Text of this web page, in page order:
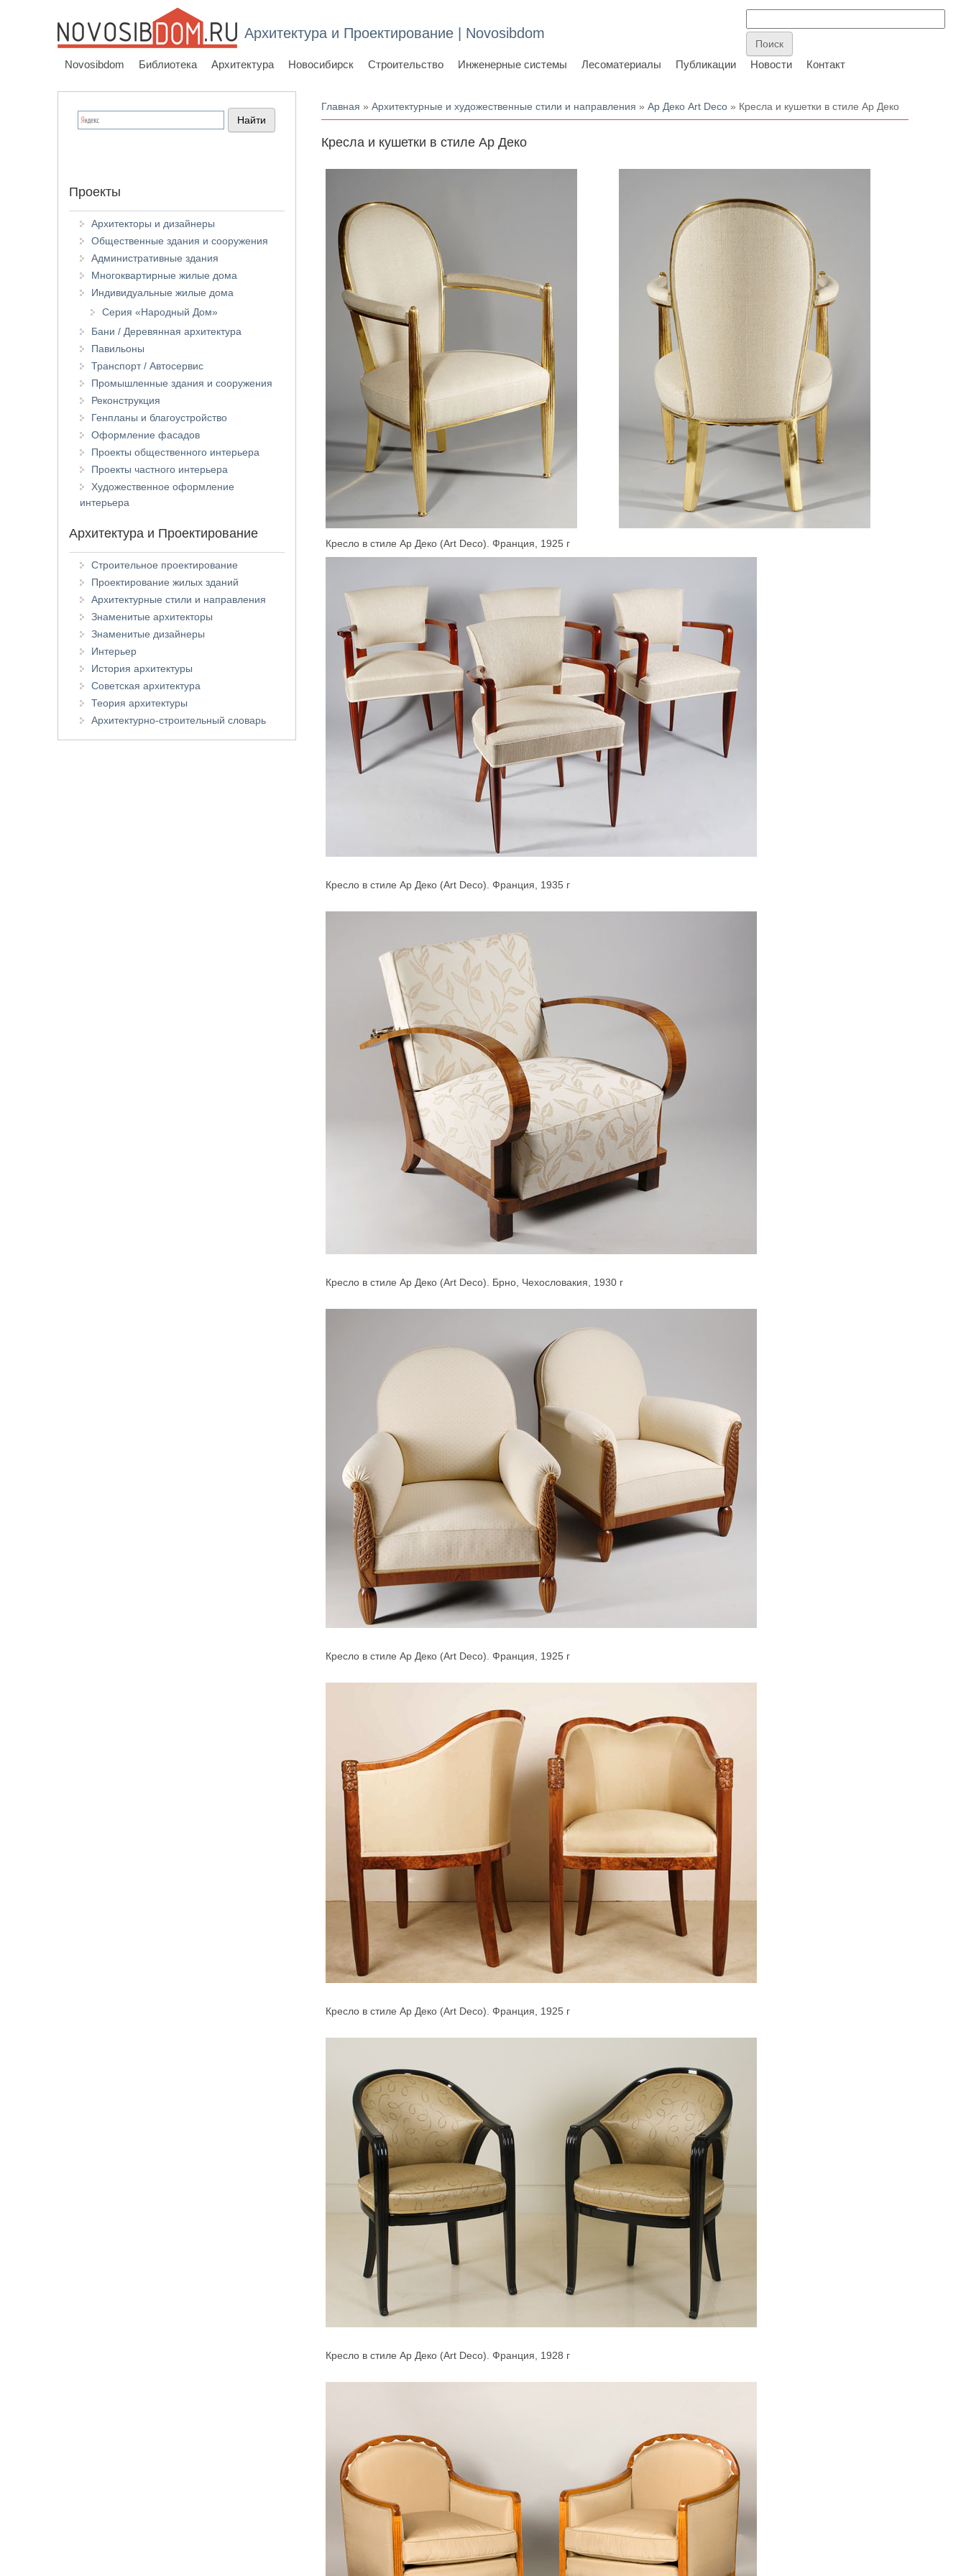
Архитектура и Проектирование | Novosibdom
Novosibdom Библиотека Архитектура Новосибирск Строительство Инженерные системы Лесоматериалы Публикации Новости Контакт
Вы здесь
Главная »Архитектурные и художественные стили и направления »Ар Деко Art Deco » Кресла и кушетки в стиле Ар Деко
Кресла и кушетки в стиле Ар Деко
Кресло в стиле Ар Деко (Art Deco). Франция, 1925 г
Кресло в стиле Ар Деко (Art Deco). Франция, 1935 г
Кресло в стиле Ар Деко (Art Deco). Брно, Чехословакия, 1930 г
Кресло в стиле Ар Деко (Art Deco). Франция, 1925 г
Кресло в стиле Ар Деко (Art Deco). Франция, 1925 г
Кресло в стиле Ар Деко (Art Deco). Франция, 1928 г
Проекты
Архитекторы и дизайнеры
Общественные здания и сооружения
Административные здания
Многоквартирные жилые дома
Индивидуальные жилые дома
Серия «Народный Дом»
Бани / Деревянная архитектура
Павильоны
Транспорт / Автосервис
Промышленные здания и сооружения
Реконструкция
Генпланы и благоустройство
Оформление фасадов
Проекты общественного интерьера
Проекты частного интерьера
Художественное оформление
интерьера
Архитектура и Проектирование
Строительное проектирование
Проектирование жилых зданий
Архитектурные стили и направления
Знаменитые архитекторы
Знаменитые дизайнеры
Интерьер
История архитектуры
Советская архитектура
Теория архитектуры
Архитектурно-строительный словарь